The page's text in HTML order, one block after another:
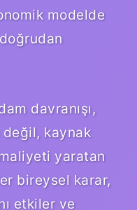
modelde
davranışı,
kaynak
yaratan
bireysel karar,
etkiler ve